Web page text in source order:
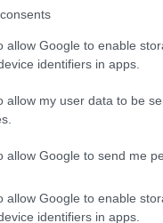
allow Google to enable
identifiers in apps.
allow my user data to be
allow Google to send me
allow Google to enable
identifiers in apps.
de ősszel,
időjárás
vagy
arra, hogy ez a
miatt
jól fog